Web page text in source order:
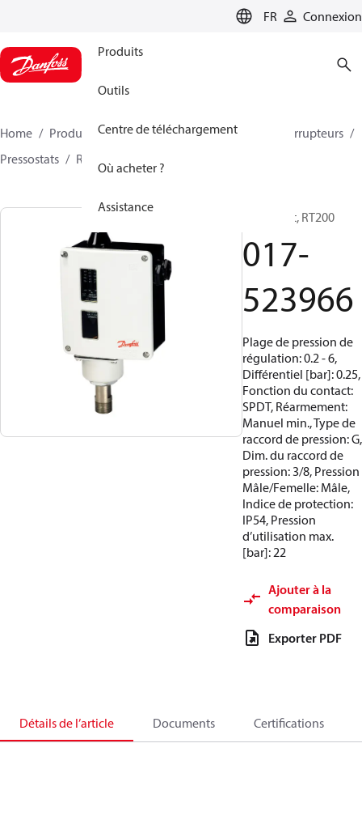
FR Connexion
Produits
Outils
Centre de téléchargement
Où acheter ?
Assistance
Home Produits Climate Solutions - cooling
Interrupteurs
Pressostats
RT
Pressostat, RT200
017-
523966
Plage de pression de
régulation: 0.2 - 6,
Différentiel [bar]: 0.25,
Fonction du contact:
SPDT, Réarmement:
Manuel min., Type de
raccord de pression: G,
Dim. du raccord de
pression: 3/8, Pression
Mâle/Femelle: Mâle,
Indice de protection:
IP54, Pression
d’utilisation max.
[bar]: 22
Ajouter à la
comparaison
Exporter PDF
Détails de l’article Documents Certifications